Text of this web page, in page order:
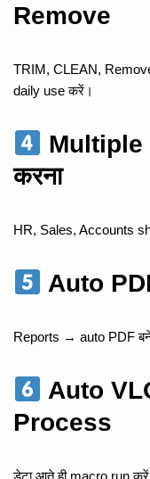
Remove
TRIM, CLEAN,
daily use करें।
Multiple
करना
HR, Sales, Accounts
Auto
Reports → auto PDF
Auto
Process
डेटा आते ही macro run